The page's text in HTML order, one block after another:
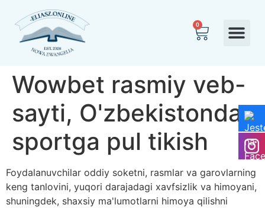
0
Wowbet rasmiy veb-
sayti, O'zbekistonda
sportga pul tikish
Foydalanuvchilar oddiy soketni, rasmlar va garovlarning
keng tanlovini, yuqori darajadagi xavfsizlik va himoyani,
shuningdek, shaxsiy ma'lumotlarni himoya qilishni